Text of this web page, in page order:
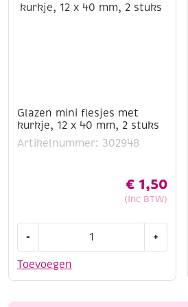
paarsblauw, geelgroen en jade
Glazen mini flesjes met
kurkje, 12 x 40 mm, 2 stuks
Artikelnummer: 302948
€ 1,50
(Inc BTW)
Toevoegen
-
flesjes
+